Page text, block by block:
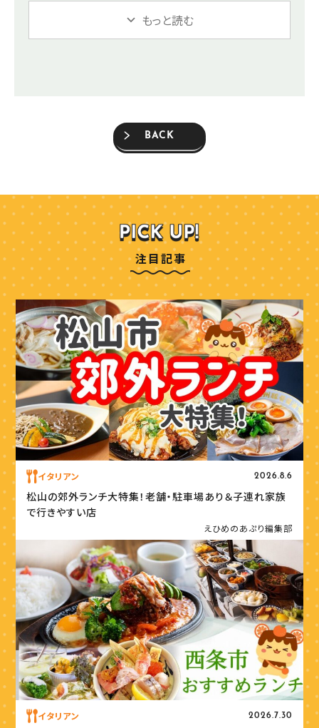
もっと読む
BACK
注目記事
イタリアン 2026.8.6
松山の郊外ランチ大特集！老舗・駐車場あり＆子連れ家族
で行きやすい店
えひめのあぷり編集部
イタリアン 2026.7.30